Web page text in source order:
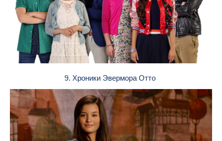
9. Хроники Эвермора Отто